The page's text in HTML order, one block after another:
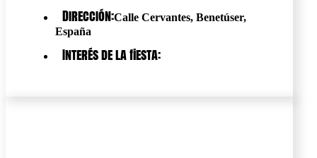
Dirección:Calle Cervantes, Benetúser,
España
Interés de la fiesta: